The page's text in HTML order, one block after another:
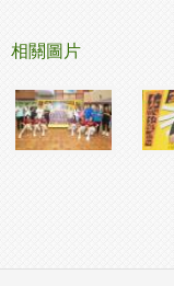
相關圖片